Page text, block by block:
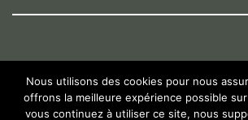
Nous utilisons des cookies pour nous
offrons la meilleure expérience possible
vous continuez à utiliser ce site, nous